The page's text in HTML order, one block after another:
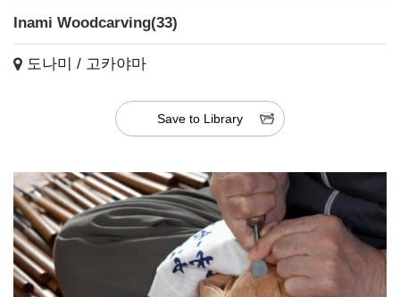
Inami Woodcarving(33)
도나미 / 고카야마
Save to Library